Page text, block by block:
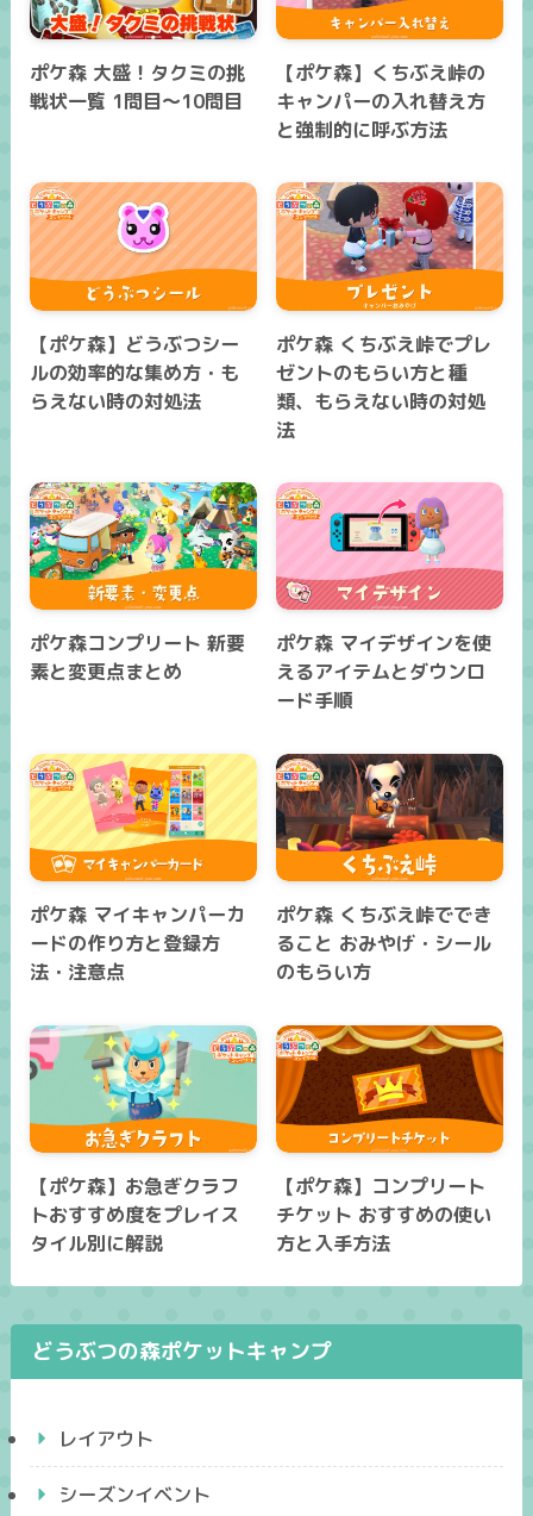
ポケ森 大盛！タクミの挑
戦状一覧 1問目～10問目
【ポケ森】くちぶえ峠の
キャンパーの入れ替え方
と強制的に呼ぶ方法
【ポケ森】どうぶつシー
ルの効率的な集め方・も
らえない時の対処法
ポケ森 くちぶえ峠でプレ
ゼントのもらい方と種
類、もらえない時の対処
法
ポケ森コンプリート 新要
素と変更点まとめ
ポケ森 マイデザインを使
えるアイテムとダウンロ
ード手順
ポケ森 マイキャンパーカ
ードの作り方と登録方
法・注意点
ポケ森 くちぶえ峠ででき
ること おみやげ・シール
のもらい方
【ポケ森】お急ぎクラフ
トおすすめ度をプレイス
タイル別に解説
【ポケ森】コンプリート
チケット おすすめの使い
方と入手方法
どうぶつの森ポケットキャンプ
レイアウト
シーズンイベント